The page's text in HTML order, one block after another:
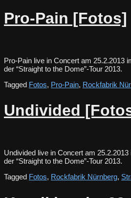
Pro-Pain [Fotos]
Pro-Pain live in Concert am 25.2.2013
der “Straight to the Dome”-Tour 2013.
Tagged Fotos, Pro-Pain, Rockfabrik
Undivided
Undivided live in Concert am
der “Straight to the Dome”-Tour 2013.
Tagged Fotos, Rockfabrik Nürnberg,